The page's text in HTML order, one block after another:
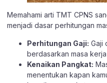
Memahami arti TMT CPNS
menjadi dasar perhitungan
Perhitungan Gaji: Gaji
berdasarkan masa
Kenaikan Pangkat:
menentukan kapan